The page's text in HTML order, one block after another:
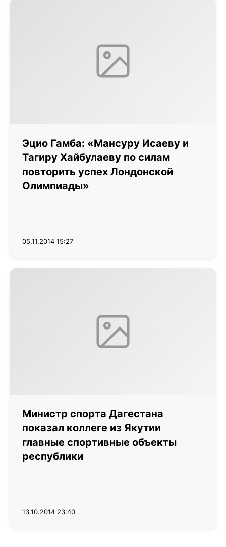
Эцио Гамба: «Мансуру Исаеву и
Тагиру Хайбулаеву по силам
повторить успех Лондонской
Олимпиады»
05.11.2014 15:27
Министр спорта Дагестана
показал коллеге из Якутии
главные спортивные объекты
республики
13.10.2014 23:40